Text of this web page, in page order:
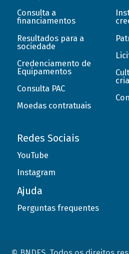
Consulta a
financiamentos
Resultados para a
sociedade
Credenciamento de
Equipamentos
Consulta PAC
Moedas contratuais
Redes Sociais
YouTube
Instagram
Ajuda
Perguntas frequentes